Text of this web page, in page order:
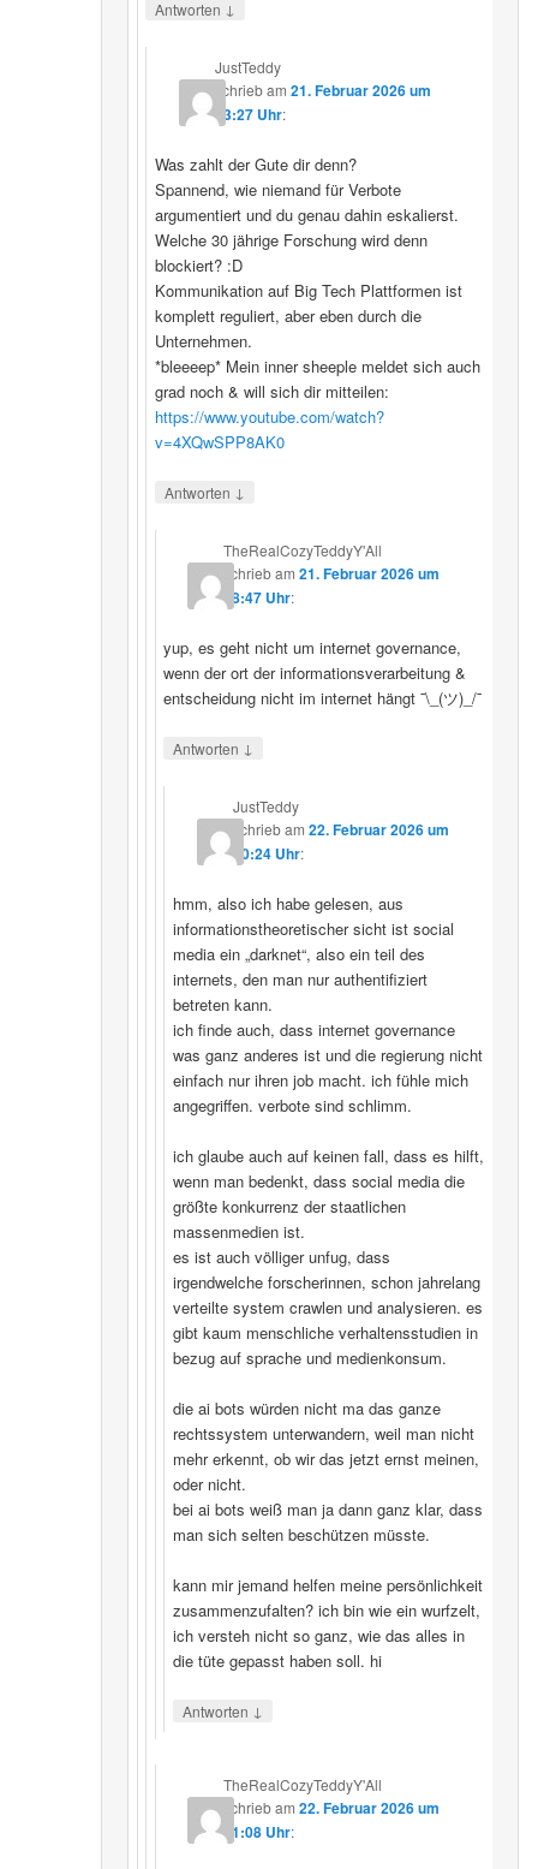
Antworten ↓
JustTeddy
schriebam 21. Februar 2026 um
13:27 Uhr:
Was zahlt der Gute dir denn?
Spannend, wie niemand für Verbote
argumentiert und du genau dahin eskalierst.
Welche 30 jährige Forschung wird denn
blockiert? :D
Kommunikation auf Big Tech Plattformen ist
komplett reguliert, aber eben durch die
Unternehmen.
*bleeeep* Mein inner sheeple meldet sich auch
grad noch & will sich dir mitteilen:
https://www.youtube.com/watch?
v=4XQwSPP8AK0
Antworten ↓
TheRealCozyTeddyY'All
schriebam21. Februar 2026 um
18:47 Uhr:
yup, es geht nicht um internet governance,
wenn der ort der informationsverarbeitung &
entscheidung nicht im internet hängt ¯\_(ツ)_/¯
Antworten ↓
JustTeddy
schriebam 22. Februar 2026 um
20:24 Uhr:
hmm, also ich habe gelesen, aus
informationstheoretischer sicht ist social
media ein „darknet“, also ein teil des
internets, den man nur authentifiziert
betreten kann.
ich finde auch, dass internet governance
was ganz anderes ist und die regierung nicht
einfach nur ihren job macht. ich fühle mich
angegriffen. verbote sind schlimm.
ich glaube auch auf keinen fall, dass es hilft,
wenn man bedenkt, dass social media die
größte konkurrenz der staatlichen
massenmedien ist.
es ist auch völliger unfug, dass
irgendwelche forscherinnen, schon jahrelang
verteilte system crawlen und analysieren. es
gibt kaum menschliche verhaltensstudien in
bezug auf sprache und medienkonsum.
die ai bots würden nicht ma das ganze
rechtssystem unterwandern, weil man nicht
mehr erkennt, ob wir das jetzt ernst meinen,
oder nicht.
bei ai bots weiß man ja dann ganz klar, dass
man sich selten beschützen müsste.
kann mir jemand helfen meine persönlichkeit
zusammenzufalten? ich bin wie ein wurfzelt,
ich versteh nicht so ganz, wie das alles in
die tüte gepasst haben soll. hi
Antworten ↓
TheRealCozyTeddyY'All
schriebam22. Februar 2026 um
21:08 Uhr: